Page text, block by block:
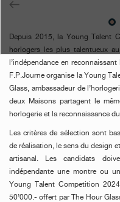
Depuis 2015, la Young Talent
horlogers les plus talentueux
l’indépendance en
F.P.Journe organise la Young
Glass, ambassadeur de
deux Maisons partagent le
horlogerie et la reconnaissance
Les critères de sélection sont
de réalisation, le sens du design
artisanal. Les candidats
indépendante une montre ou
Young Talent Competition
50’000.- offert par The Hour